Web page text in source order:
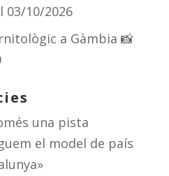
03/10/2026
a Gàmbia 📸
una pista
el model de país